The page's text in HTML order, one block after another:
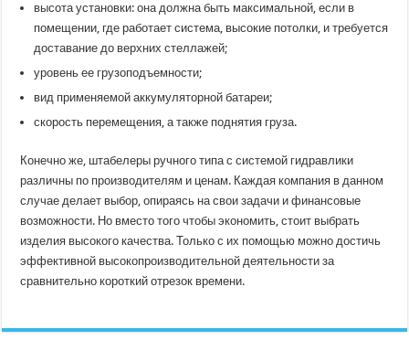
высота установки: она должна быть максимальной, если в
помещении, где работает система, высокие потолки, и требуется
доставание до верхних стеллажей;
уровень ее грузоподъемности;
вид применяемой аккумуляторной батареи;
скорость перемещения, а также поднятия груза.
Конечно же, штабелеры ручного типа с системой гидравлики
различны по производителям и ценам. Каждая компания в данном
случае делает выбор, опираясь на свои задачи и финансовые
возможности. Но вместо того чтобы экономить, стоит выбрать
изделия высокого качества. Только с их помощью можно достичь
эффективной высокопроизводительной деятельности за
сравнительно короткий отрезок времени.